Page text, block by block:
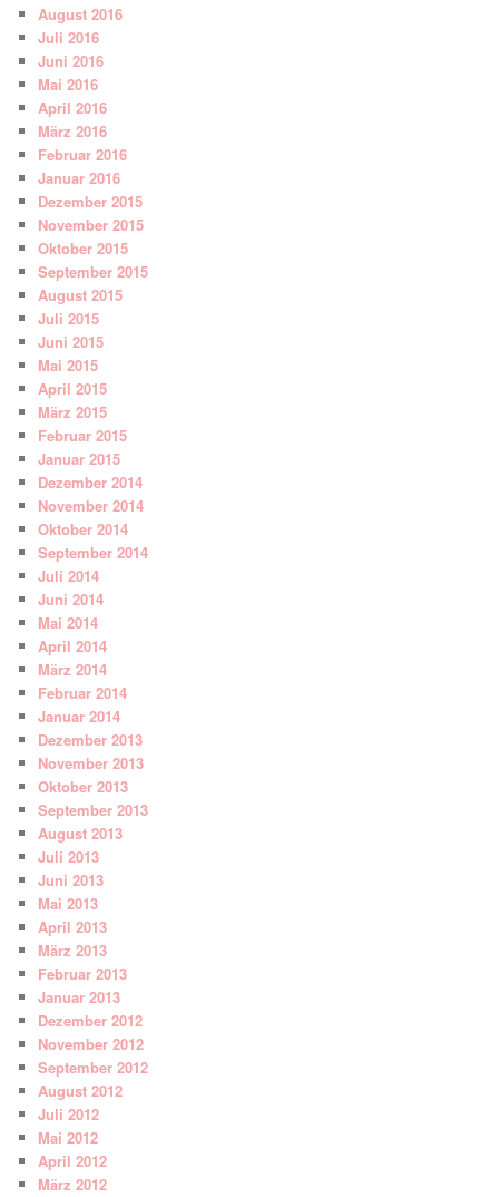
August 2016
Juli 2016
Juni 2016
Mai 2016
April 2016
März 2016
Februar 2016
Januar 2016
Dezember 2015
November 2015
Oktober 2015
September 2015
August 2015
Juli 2015
Juni 2015
Mai 2015
April 2015
März 2015
Februar 2015
Januar 2015
Dezember 2014
November 2014
Oktober 2014
September 2014
Juli 2014
Juni 2014
Mai 2014
April 2014
März 2014
Februar 2014
Januar 2014
Dezember 2013
November 2013
Oktober 2013
September 2013
August 2013
Juli 2013
Juni 2013
Mai 2013
April 2013
März 2013
Februar 2013
Januar 2013
Dezember 2012
November 2012
September 2012
August 2012
Juli 2012
Mai 2012
April 2012
März 2012